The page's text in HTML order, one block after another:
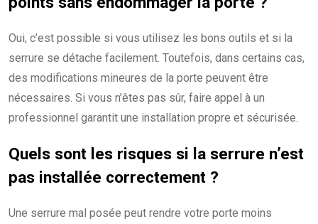
Oui, c’est possible si vous utilisez les bons outils et si la
serrure se détache facilement. Toutefois, dans certains cas,
des modifications mineures de la porte peuvent être
nécessaires. Si vous n’êtes pas sûr, faire appel à un
professionnel garantit une installation propre et sécurisée.
Quels sont les risques si la serrure n’est
pas installée correctement ?
Une serrure mal posée peut rendre votre porte moins